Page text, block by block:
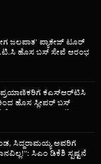
ಜಲಪಾತ’ ಪ್ಯಾಕೇಜ್ ಟೂರ್
ಹೊಸ ಬಸ್ ಸೇವೆ ಆರಂಭ
ಪ್ರಯಾಣಿಕರಿಗೆ ಕೆಎಸ್‌ಆರ್‌ಟಿಸಿ
ಹೊಸ ಸ್ಲೀಪರ್ ಬಸ್
ಸಮಯ, ದರದ ಪಟ್ಟಿ!
ಸಿದ್ದರಾಮಯ್ಯ ಅವರಿಗೆ
ಸಿಎಂ ಡಿಕೆಶಿ ಸ್ಪಷ್ಟನೆ